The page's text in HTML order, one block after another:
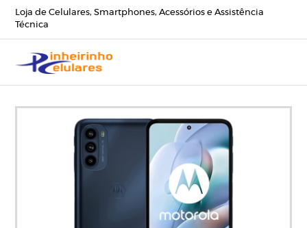
Loja de Celulares, Smartphones, Acessórios e Assistência
Técnica